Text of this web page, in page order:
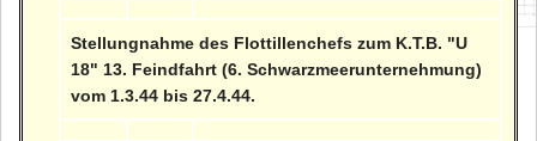
Stellungnahme des Flottillenchefs zum K.T.B. "U
18" 13. Feindfahrt (6. Schwarzmeerunternehmung)
vom 1.3.44 bis 27.4.44.